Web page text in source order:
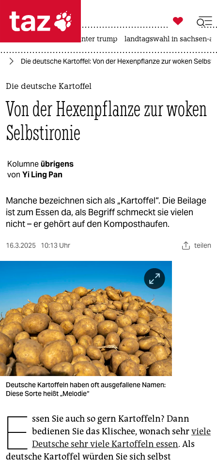
 taz zahl ich
taz zahl ich
themen
politik
öko
kultur
sport
berlin
nord
wahrheit
verlag
verlag
veranstaltungen
shop
fragen & hilfe
unterstützen
abo
genossenschaft
epaper login

taz zahl ich
usa unter trump landtagswahl in sachsen-
Die deutsche Kartoffel: Von der Hexenpflanze zur woken
Die deutsche Kartoffel
Von der Hexenpflanze zur woken
Selbstironie
Kolumneübrigens
von Yi Ling Pan
Manche bezeichnen sich als „Kartoffel“. Die Beilage
ist zum Essen da, als Begriff schmeckt sie vielen
nicht – er gehört auf den Komposthaufen.
16.3.2025 10:13 Uhr teilen
Deutsche Kartoffeln haben oft ausgefallene Namen:
Diese Sorte heißt „Melodie“
E ssen Sie auch so gern Kartoffeln? Dann
bedienen Sie das Klischee, wonach sehrviele
Deutsche sehr viele Kartoffeln essen. Als
deutsche Kartoffel würden Sie sich selbst